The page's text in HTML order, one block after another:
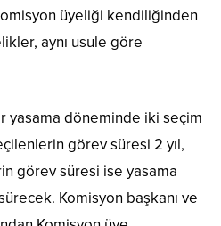
üyeliği kendiliğinden
aynı usule göre
yasama döneminde iki seçim
görev süresi 2 yıl,
görev süresi ise yasama
Komisyon başkanı ve